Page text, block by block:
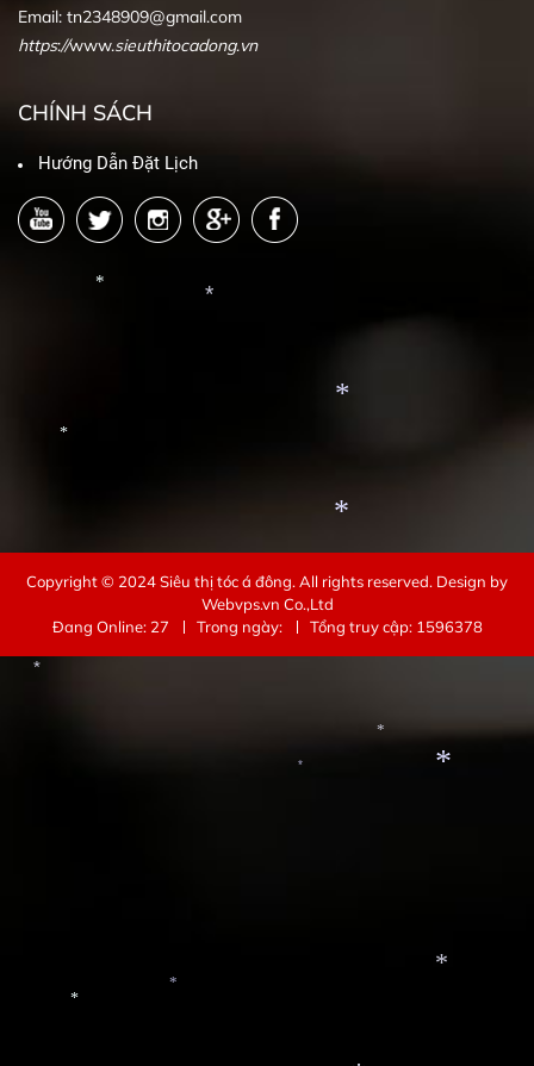
*
Email: tn2348909@gmail.com
https://www.sieuthitocadong.vn
CHÍNH SÁCH
Hướng Dẫn Đặt Lịch
Copyright © 2024Siêu thị tóc á đông. All rights reserved. Design by
Webvps.vn Co.,Ltd
Đang Online: 27
Trong ngày: Tổng truy cập: 1596378